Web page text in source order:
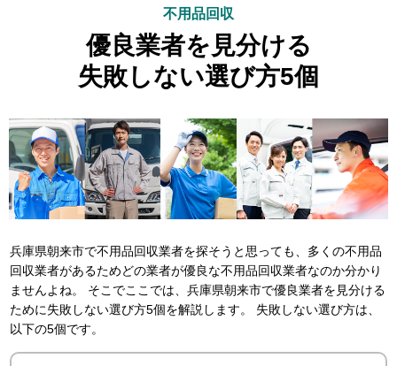
不用品回収
優良業者を見分ける
失敗しない選び方5個
兵庫県朝来市で不用品回収業者を探そうと思っても、多くの不用品
回収業者があるためどの業者が優良な不用品回収業者なのか分かり
ませんよね。 そこでここでは、兵庫県朝来市で優良業者を見分ける
ために失敗しない選び方5個を解説します。 失敗しない選び方は、
以下の5個です。